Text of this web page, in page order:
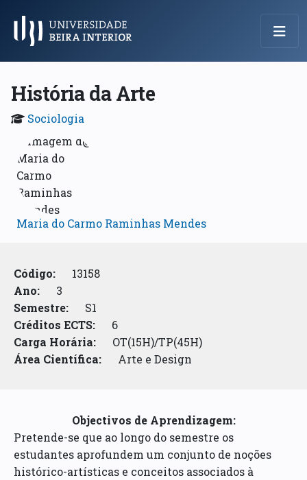
Menu Principal
História da Arte
Sociologia
Maria do Carmo Raminhas Mendes
Código:
13158
Ano:
3
Semestre:
S1
Créditos ECTS:
6
Carga Horária:
OT(15H)/TP(45H)
Área Científica:
Arte e Design
Objectivos de Aprendizagem:
Pretende-se que ao longo do semestre os
estudantes aprofundem um conjunto de noções
histórico-artísticas e conceitos associados à